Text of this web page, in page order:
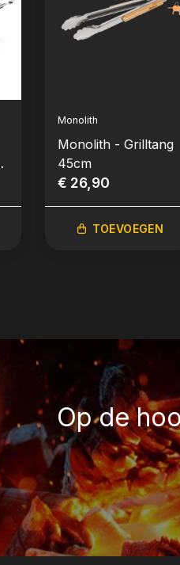
Monolith
Monolith - Grilltang
45cm
€ 26,90
TOEVOEGEN
Op de